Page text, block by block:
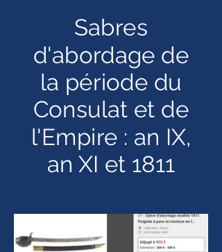
Sabres
d'abordage de
la période du
Consulat et de
l'Empire : an IX,
an XI et 1811